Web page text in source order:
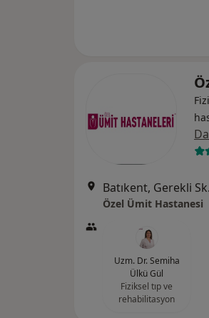
Batıkent, Gerekli
Özel Ümit Hastanesi
Uzm. Dr. Semiha
Ülkü Gül
Fiziksel tıp ve
rehabilitasyon